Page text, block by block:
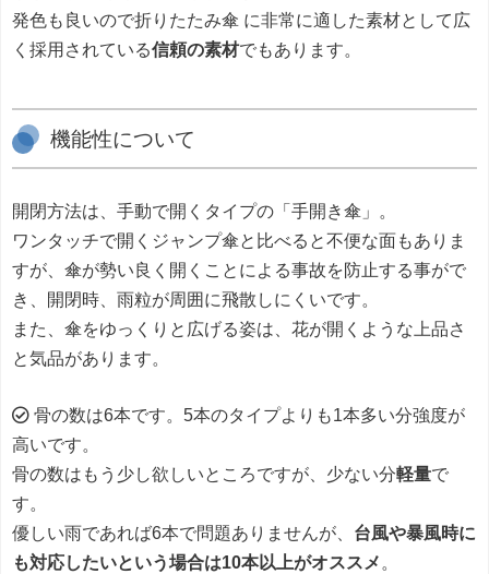
発色も良いので折りたたみ傘 に非常に適した素材として広
く採用されている信頼の素材でもあります。
機能性について
開閉方法は、手動で開くタイプの「手開き傘」。
ワンタッチで開くジャンプ傘と比べると不便な面もありま
すが、傘が勢い良く開くことによる事故を防止する事がで
き、開閉時、雨粒が周囲に飛散しにくいです。
また、傘をゆっくりと広げる姿は、花が開くような上品さ
と気品があります。
骨の数は6本です。5本のタイプよりも1本多い分強度が
高いです。
骨の数はもう少し欲しいところですが、少ない分軽量で
す。
優しい雨であれば6本で問題ありませんが、 台風や暴風時に
も対応したいという場合は10本以上がオススメ 。